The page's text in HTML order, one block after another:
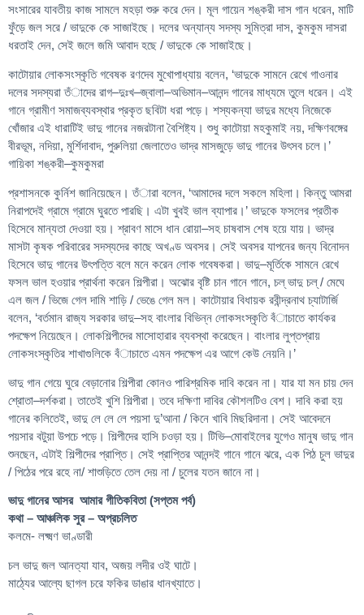
সংসারের যাবতীয় কাজ সামলে মহড়া শুরু করে দেন। মূল গায়েন শঙ্করী দাস গান ধরেন, মাটি
ফুঁড়ে জল সরে / ভাদুকে কে সাজাইছে। দলের অন্যান্য সদস্য সুমিত্রা দাস, কুমকুম দাসরা
ধরতাই দেন, সেই জলে জমি আবাদ হছে / ভাদুকে কে সাজাইছে।
কাটোয়ার লোকসংস্কৃতি গবেষক রণদেব মুখোপাধ্যায় বলেন, ‘ভাদুকে সামনে রেখে গাওনার
দলের সদস্যরা তঁাদের রাগ–দুঃখ–জ্বালা–অভিমান–আনন্দ গানের মাধ্যমে তুলে ধরেন। এই
গানে গ্রামীণ সমাজব্যবস্থার প্রকৃত ছবিটা ধরা পড়ে। শস্যকন্যা ভাদুর মধ্যে নিজেকে
খোঁজার এই ধারাটিই ভাদু গানের নজরটানা বৈশিষ্ট্য। শুধু কাটোয়া মহকুমাই নয়, দক্ষিণবঙ্গের
বীরভূম, নদিয়া, মুর্শিদাবাদ, পুরুলিয়া জেলাতেও ভাদ্র মাসজুড়ে ভাদু গানের উৎসব চলে।’
গায়িকা শঙ্করী–কুমকুমরা
প্রশাসনকে কুর্নিশ জানিয়েছেন। তঁারা বলেন, ‘আমাদের দলে সকলে মহিলা। কিন্তু আমরা
নিরাপদেই গ্রামে গ্রামে ঘুরতে পারছি। এটা খুবই ভাল ব্যাপার।’ ভাদুকে ফসলের প্রতীক
হিসেবে মান্যতা দেওয়া হয়। শ্রাবণ মাসে ধান রোয়া–সহ চাষবাস শেষ হয়ে যায়। ভাদ্র
মাসটা কৃষক পরিবারের সদস্যদের কাছে অখণ্ড অবসর। সেই অবসর যাপনের জন্য বিনোদন
হিসেবে ভাদু গানের উৎপত্তি বলে মনে করেন লোক গবেষকরা। ভাদু–মূর্তিকে সামনে রেখে
ফসল ভাল হওয়ার প্রার্থনা করেন শিল্পীরা। অঝোর বৃষ্টি চান গানে গানে, চল্ ভাদু চল্ / মেঘে
এল জল / ভিজে গেল দামি শাড়ি / ভেঙে গেল মল। কাটোয়ার বিধায়ক রবীন্দ্রনাথ চ্যাটার্জি
বলেন, ‘বর্তমান রাজ্য সরকার ভাদু–সহ বাংলার বিভিন্ন লোকসংস্কৃতি বঁাচাতে কার্যকর
পদক্ষেপ নিয়েছেন। লোকশিল্পীদের মাসোহারার ব্যবস্থা করেছেন। বাংলার লুপ্তপ্রায়
লোকসংস্কৃতির শাখাগুলিকে বঁাচাতে এমন পদক্ষেপ এর আগে কেউ নেয়নি।’
ভাদু গান গেয়ে ঘুরে বেড়ানোর শিল্পীরা কোনও পারিশ্রমিক দাবি করেন না। যার যা মন চায় দেন
শ্রোতা–দর্শকরা। তাতেই খুশি শিল্পীরা। তবে দক্ষিণা দাবির কৌশলটিও বেশ। দাবি করা হয়
গানের কলিতেই, ভাদু লে লে লে পয়সা দু’আনা / কিনে খাবি মিছরিদানা। সেই আবেদনে
পয়সার বটুয়া উপচে পড়ে। শিল্পীদের হাসি চওড়া হয়। টিভি–মোবাইলের যুগেও মানুষ ভাদু গান
শুনছেন, এটাই শিল্পীদের প্রাপ্তি। সেই প্রাপ্তির আনন্দই গানে গানে ঝরে, এক পিঠ চুল ভাদুর
/ পিঠের পরে রহে না/ শাশুড়িতে তেল দেয় না / চুলের যতন জানে না।
ভাদু গানের আসর আমার গীতিকবিতা (সপ্তম পর্ব)
কথা – আঞ্চলিক সুর – অপ্রচলিত
কলমে- লক্ষ্মণ ভাণ্ডারী
চল ভাদু জল আনত্যা যাব, অজয় লদীর ওই ঘাটে।
মাঠ্যের আল্যে ছাগল চরে ফকির ডাঙার ধানখ্যাতে।